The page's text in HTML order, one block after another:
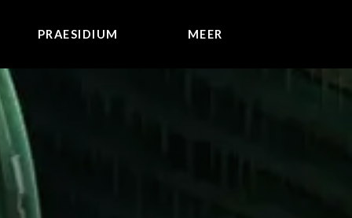
PRAESIDIUM MEER